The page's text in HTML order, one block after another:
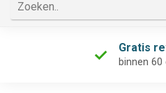
Gratis
binnen 60